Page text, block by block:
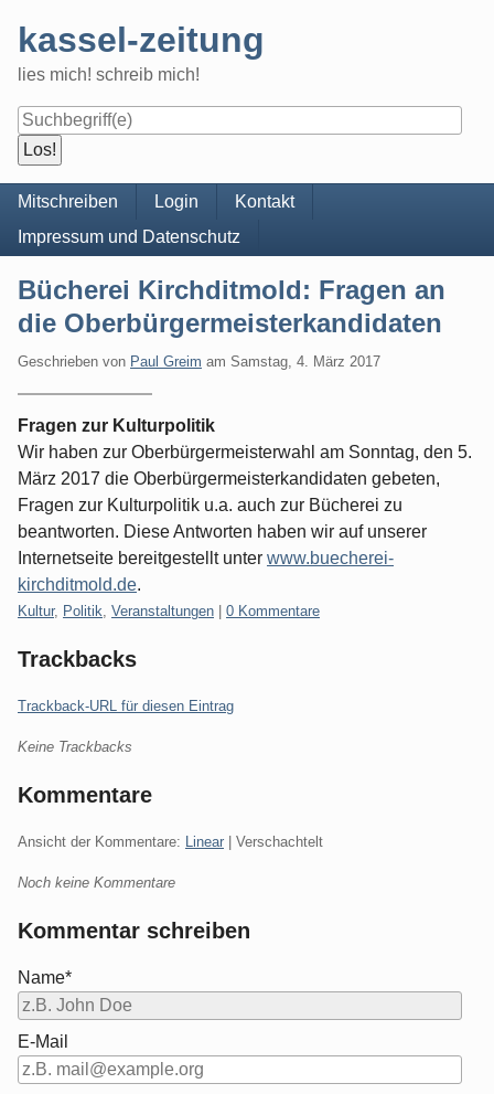
content
kassel-zeitung
lies mich! schreib mich!
Navigation
Mitschreiben Login
Kontakt
Impressum und Datenschutz
Bücherei Kirchditmold: Fragen an
die Oberbürgermeisterkandidaten
Geschrieben von Paul Greim am Samstag, 4. März 2017
Fragen zur Kulturpolitik
Wir haben zur Oberbürgermeisterwahl am Sonntag, den 5.
März 2017 die Oberbürgermeisterkandidaten gebeten,
Fragen zur Kulturpolitik u.a. auch zur Bücherei zu
beantworten. Diese Antworten haben wir auf unserer
Internetseite bereitgestellt unter www.buecherei-
kirchditmold.de.
Kategorien:
Kultur, Politik Veranstaltungen 0 Kommentare
Trackbacks
Trackback-URL für diesen Eintrag
Keine Trackbacks
Kommentare
Ansicht der Kommentare: Linear | Verschachtelt
Noch keine Kommentare
Kommentar schreiben
Name*
E-Mail